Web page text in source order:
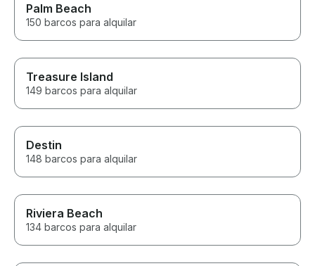
Palm Beach
150 barcos para alquilar
Treasure Island
149 barcos para alquilar
Destin
148 barcos para alquilar
Riviera Beach
134 barcos para alquilar